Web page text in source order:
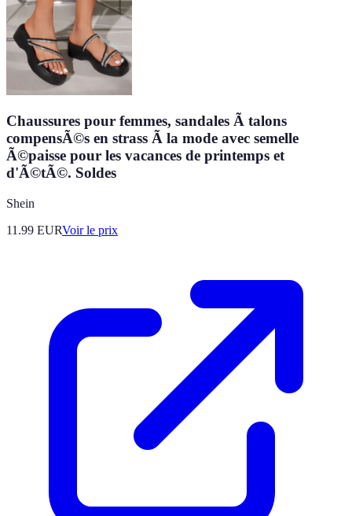
Chaussures pour femmes, sandales Ã talons
compensÃ©s en strass Ã la mode avec semelle
Ã©paisse pour les vacances de printemps et
d'Ã©tÃ©. Soldes
Shein
11.99 EURVoir le prix